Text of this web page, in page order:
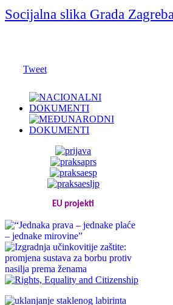
Socijalna slika Grada
Tweet
EU projekti